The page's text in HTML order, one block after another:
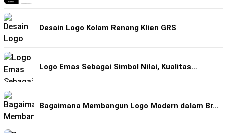
Desain Logo Kolam Renang Klien GRS
Logo Emas Sebagai Simbol Nilai, Kualitas…
Bagaimana Membangun Logo Modern dalam Br…